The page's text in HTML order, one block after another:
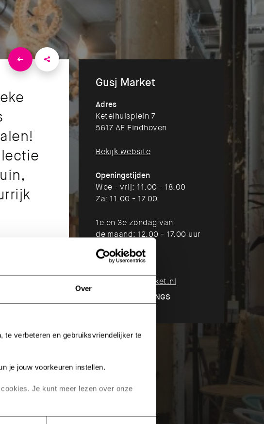
Over
te verbeteren en gebruiksvriendelijker te
je jouw voorkeuren instellen.
Je kunt meer lezen over onze
even
to be,
Gusj Market
Adres
Ketelhuisplein 7
5617 AE Eindhoven
Bekijk website
Openingstijden
Woe - vrij: 11.00 - 18.00
Za: 11.00 - 17.00
1e en 3e zondag van
de maand: 12.00 - 17.00 uur
Contact
info@gusjmarket.nl
@GUSJ_FINDINGS